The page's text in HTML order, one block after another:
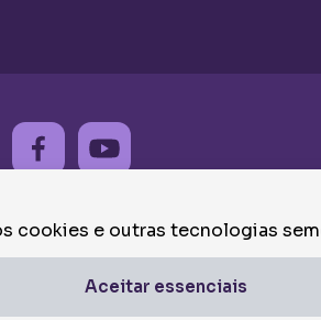
cookies e outras tecnologias
Aceitar essenciais
MF CERTIFICADOS E